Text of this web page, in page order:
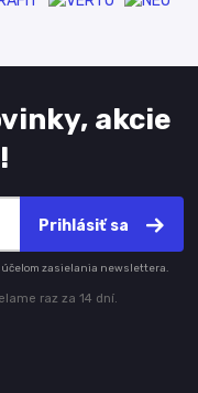
akcie
Prihlásiť sa
zasielania newslettera.
raz za 14 dní.